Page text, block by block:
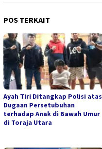
POS TERKAIT
Ayah Tiri Ditangkap Polisi atas
Dugaan Persetubuhan
terhadap Anak di Bawah Umur
di Toraja Utara